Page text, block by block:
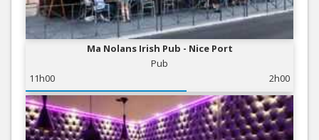
Ma Nolans Irish Pub - Nice Port
Pub
11h00
2h00